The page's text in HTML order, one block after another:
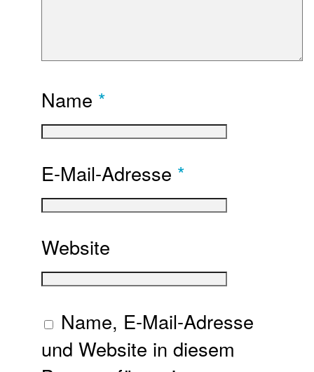
Name *
E-Mail-Adresse *
Website
Name, E-Mail-Adresse
und Website in diesem